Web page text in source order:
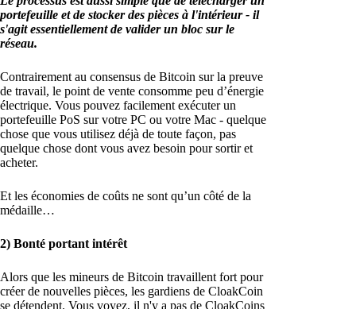
portefeuille et de stocker des pièces à l'intérieur - il
s'agit essentiellement de valider un bloc sur le
réseau.
Contrairement au consensus de Bitcoin sur la preuve
de travail, le point de vente consomme peu d’énergie
électrique. Vous pouvez facilement exécuter un
portefeuille PoS sur votre PC ou votre Mac - quelque
chose que vous utilisez déjà de toute façon, pas
quelque chose dont vous avez besoin pour sortir et
acheter.
Et les économies de coûts ne sont qu’un côté de la
médaille…
2) Bonté portant intérêt
Alors que les mineurs de Bitcoin travaillent fort pour
créer de nouvelles pièces, les gardiens de CloakCoin
se détendent. Vous voyez, il n'y a pas de CloakCoins